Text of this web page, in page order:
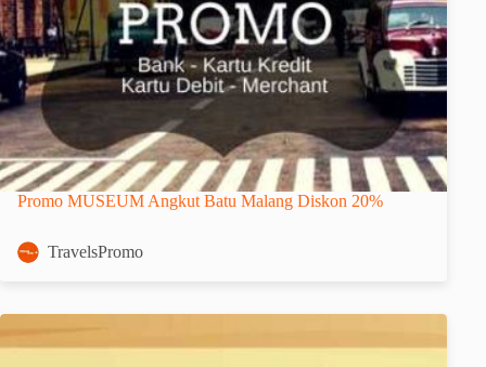
Promo MUSEUM Angkut Batu Malang Diskon 20%
TravelsPromo